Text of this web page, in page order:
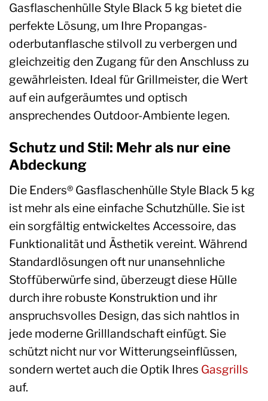
Gasflaschenhülle Style Black 5 kg bietet die
perfekte Lösung, um Ihre Propangas-
oderbutanflasche stilvoll zu verbergen und
gleichzeitig den Zugang für den Anschluss zu
gewährleisten. Ideal für Grillmeister, die Wert
auf ein aufgeräumtes und optisch
ansprechendes Outdoor-Ambiente legen.
Schutz und Stil: Mehr als nur eine
Abdeckung
Die Enders® Gasflaschenhülle Style Black 5 kg
ist mehr als eine einfache Schutzhülle. Sie ist
ein sorgfältig entwickeltes Accessoire, das
Funktionalität und Ästhetik vereint. Während
Standardlösungen oft nur unansehnliche
Stoffüberwürfe sind, überzeugt diese Hülle
durch ihre robuste Konstruktion und ihr
anspruchsvolles Design, das sich nahtlos in
jede moderne Grilllandschaft einfügt. Sie
schützt nicht nur vor Witterungseinflüssen,
sondern wertet auch die Optik Ihres Gasgrills
auf.